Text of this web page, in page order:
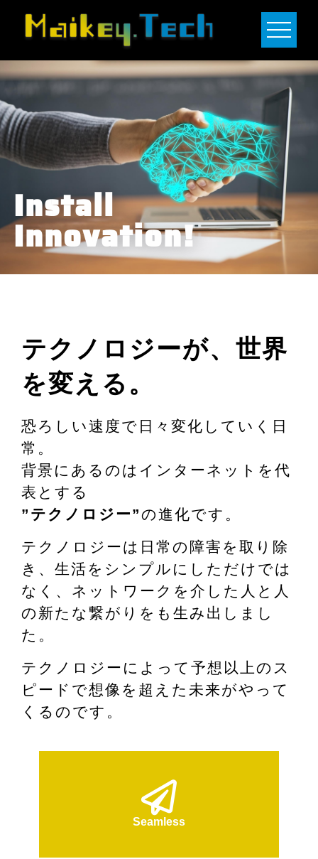
Install
Innovation!
テクノロジーが、世界
を変える。
恐ろしい速度で日々変化していく日
常。
背景にあるのはインターネットを代
表とする
”テクノロジー”の進化です。
テクノロジーは日常の障害を取り除
き、生活をシンプルにしただけでは
なく、ネットワークを介した人と人
の新たな繋がりをも生み出しまし
た。
テクノロジーによって予想以上のス
ピードで想像を超えた未来がやって
くるのです。
Seamless